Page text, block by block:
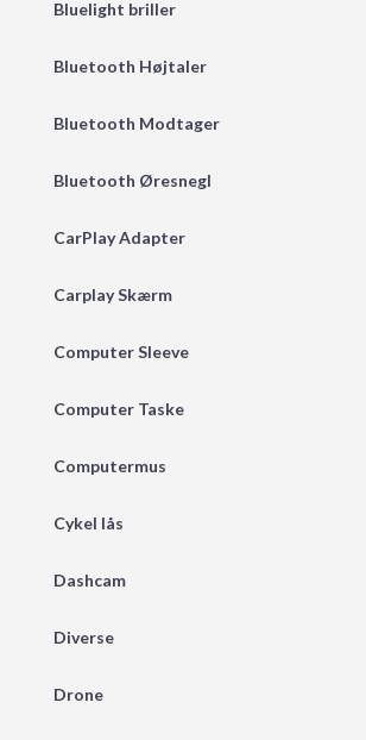
Bluelight briller
Bluetooth Højtaler
Bluetooth Modtager
Bluetooth Øresnegl
CarPlay Adapter
Carplay Skærm
Computer Sleeve
Computer Taske
Computermus
Cykel lås
Dashcam
Diverse
Drone